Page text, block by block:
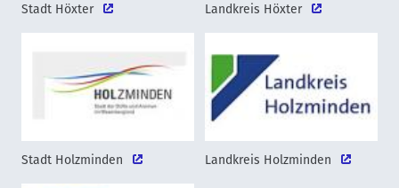
Stadt Höxter Landkreis Höxter
Stadt Holzminden Landkreis Holzminden